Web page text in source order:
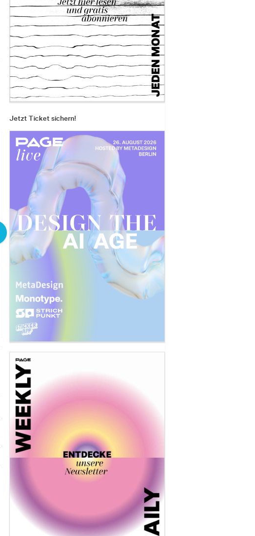
Shopicons zum freien Download
Bild: H2D2
Jetzt Ticket sichern!